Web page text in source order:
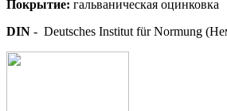
Покрытие: гальваническая оцинковка
DIN - Deutsches Institut für Normung